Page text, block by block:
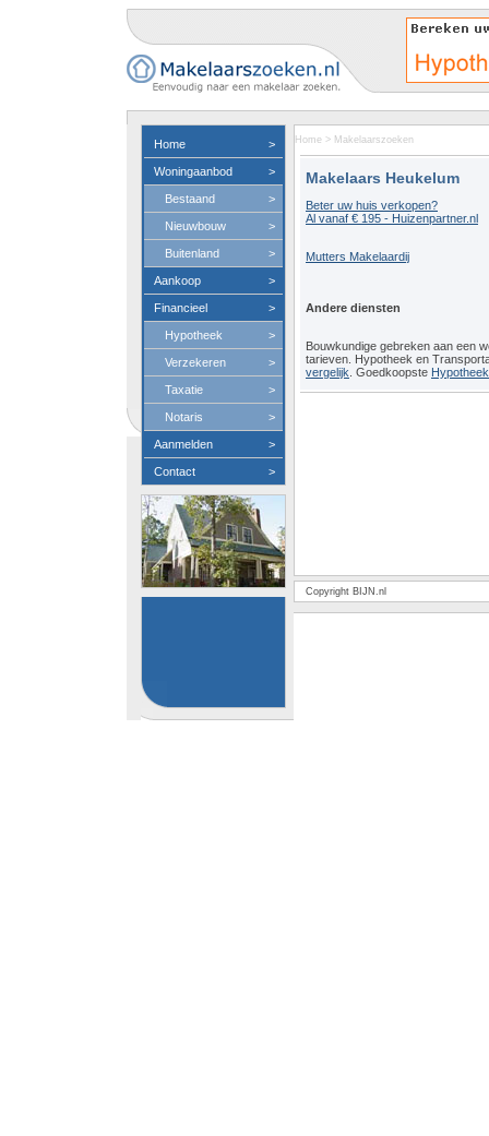
Home >
Woningaanbod >
Bestaand >
Nieuwbouw >
Buitenland >
Aankoop >
Financieel >
Hypotheek >
Verzekeren >
Taxatie >
Notaris >
Aanmelden >
Contact >
Home > Makelaarszoeken
Makelaars Heukelum
Beter uw huis verkopen?
Al vanaf € 195 - Huizenpartner.nl
Mutters Makelaardij
Andere diensten
Bouwkundige gebreken aan een
tarieven. Hypotheek en
vergelijk . Goedkoopste
Copyright BIJN.nl